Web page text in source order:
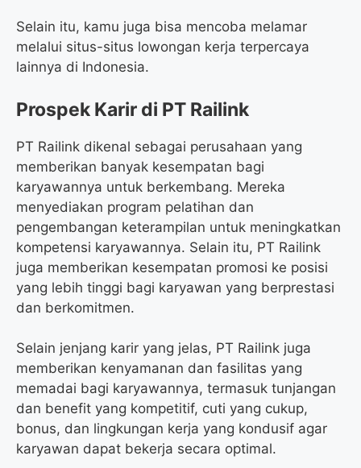
Selain itu, kamu juga bisa mencoba melamar
melalui situs-situs lowongan kerja terpercaya
lainnya di Indonesia.
Prospek Karir di PT Railink
PT Railink dikenal sebagai perusahaan yang
memberikan banyak kesempatan bagi
karyawannya untuk berkembang. Mereka
menyediakan program pelatihan dan
pengembangan keterampilan untuk meningkatkan
kompetensi karyawannya. Selain itu, PT Railink
juga memberikan kesempatan promosi ke posisi
yang lebih tinggi bagi karyawan yang berprestasi
dan berkomitmen.
Selain jenjang karir yang jelas, PT Railink juga
memberikan kenyamanan dan fasilitas yang
memadai bagi karyawannya, termasuk tunjangan
dan benefit yang kompetitif, cuti yang cukup,
bonus, dan lingkungan kerja yang kondusif agar
karyawan dapat bekerja secara optimal.